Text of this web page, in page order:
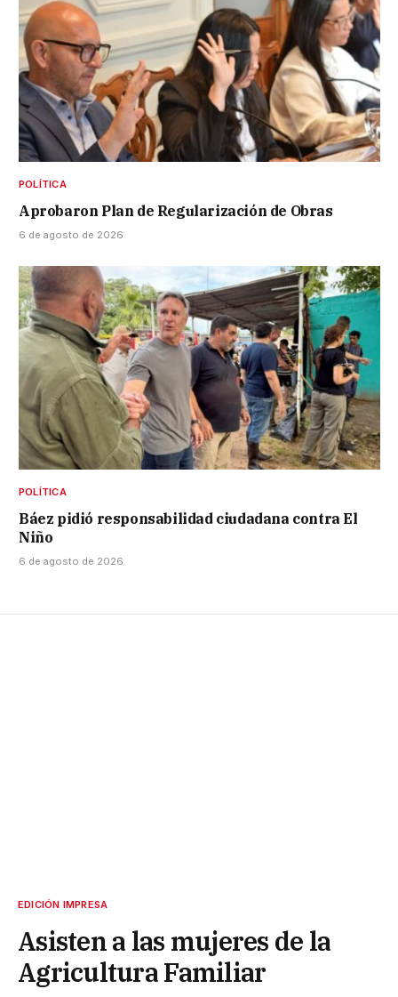
POLÍTICA
Aprobaron Plan de Regularización de Obras
6 de agosto de 2026
POLÍTICA
Báez pidió responsabilidad ciudadana contra El
Niño
6 de agosto de 2026
EDICIÓN IMPRESA
Asisten a las mujeres de la
Agricultura Familiar